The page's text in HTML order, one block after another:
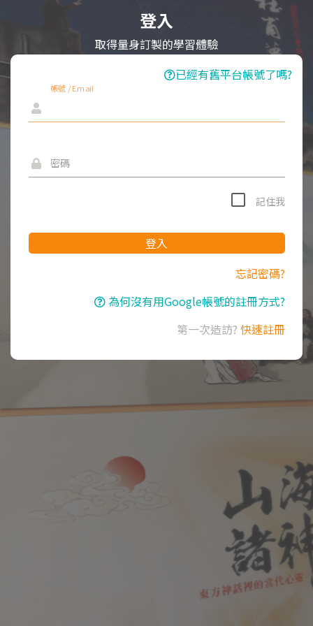
登入
取得量身訂製的學習體驗
已經有舊平台帳號了嗎?
帳號 / Email
密碼
記住我
登入
忘記密碼?
為何沒有用Google帳號的註冊方式?
第一次造訪? 快速註冊